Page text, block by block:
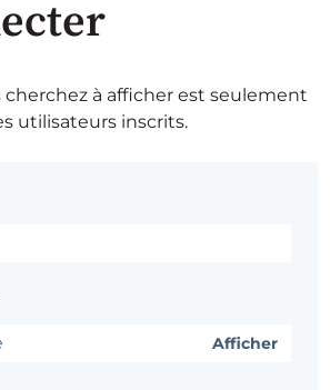
cherchez à afficher est seulement
utilisateurs inscrits.
Afficher